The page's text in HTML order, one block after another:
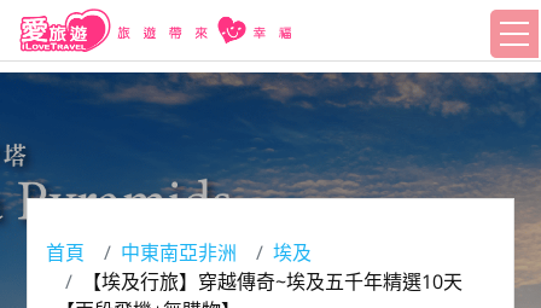
首頁 中東南亞非洲
埃及
【埃及行旅】穿越傳奇~埃及五千年精選10天